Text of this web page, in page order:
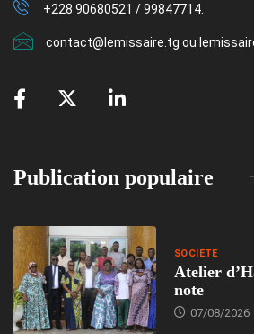
+228 90680521 / 99847714.
contact@lemissaire.tg ou
Publication populaire
SOCIÉTÉ
Atelier
note
07/08/2026